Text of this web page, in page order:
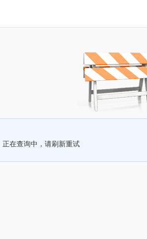
正在查询中，请刷新重试